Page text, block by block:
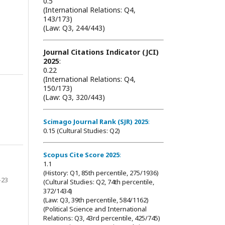
(International Relations: Q4,
143/173)
(Law: Q3, 244/443)
Journal Citations Indicator (JCI)
2025:
0.22
(International Relations: Q4,
150/173)
(Law: Q3, 320/443)
Scimago Journal Rank (SJR) 2025:
0.15 (Cultural Studies: Q2)
Scopus Cite Score 2025:
1.1
(History: Q1, 85th percentile, 275/1936)
(Cultural Studies: Q2, 74th percentile,
372/1434)
(Law: Q3, 39th percentile, 584/1162)
(Political Science and International
Relations: Q3, 43rd percentile, 425/745)